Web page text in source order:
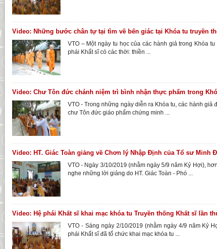
Video: Những bước chân tự tại tìm về bến giác tại Khóa tu truyền
VTO – Một ngày tu học của các hành giả trong Khóa
phái Khất sĩ có các thời: thiền ...
Video: Chư Tôn đức chánh niệm trì bình nhận thực phẩm trong
VTO - Trong những ngày diễn ra Khóa tu, các hành giả
chư Tôn đức giáo phẩm chứng minh ...
Video: HT. Giác Toàn giảng về Chơn lý Nhập Định của Tổ sư Minh
VTO - Ngày 3/10/2019 (nhằm ngày 5/9 năm Kỷ Hợi),
nghe những lời giảng do HT. Giác Toàn - Phó ...
Video: Hệ phái Khất sĩ khai mạc khóa tu Truyền thống Khất sĩ lần
VTO - Sáng ngày 2/10/2019 (nhằm ngày 4/9 năm Kỷ
phái Khất sĩ đã tổ chức khai mạc khóa tu ...